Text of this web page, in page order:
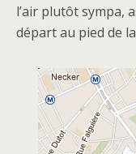
l’air plutôt sympa,
départ au pied de